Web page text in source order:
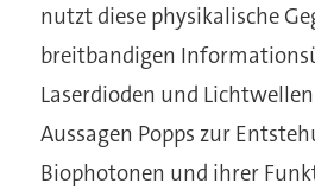
nutzt diese physikalische
breitbandigen
Laserdioden und
Aussagen Popps zur
Biophotonen und ihrer